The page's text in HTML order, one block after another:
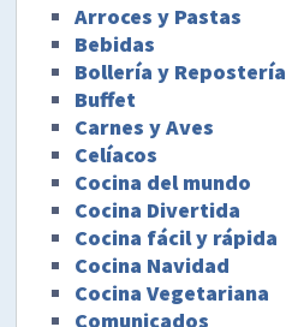
Arroces y Pastas
Bebidas
Bollería y Repostería
Buffet
Carnes y Aves
Celíacos
Cocina del mundo
Cocina Divertida
Cocina fácil y rápida
Cocina Navidad
Cocina Vegetariana
Comunicados